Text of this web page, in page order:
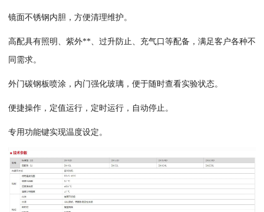
镜面不锈钢内胆，方便清理维护。
高配具有照明、紫外**、过升防止、充气口等配备，满足客户各种不
同需求。
外门碳钢板喷涂，内门强化玻璃，便于随时查看实验状态。
便捷操作，定值运行，定时运行，自动停止。
专用功能键实现温度设定。